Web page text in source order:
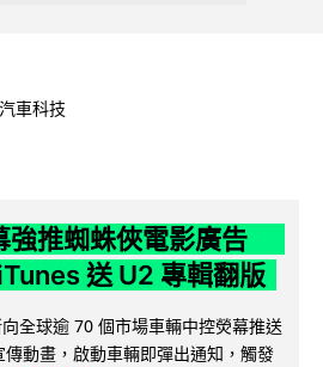
汽車科技
強推蜘蛛俠電影廣告
送 U2 專輯翻版
全球逾 70 個市場車輛中控熒幕推送
傳動畫，啟動車輛即彈出通知，觸發